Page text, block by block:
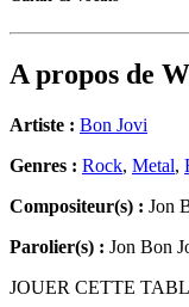
A propos de
Artiste : Bon Jovi
Genres : Rock, Metal,
Compositeur(s) : Jon
Parolier(s) : Jon Bon
JOUER CETTE